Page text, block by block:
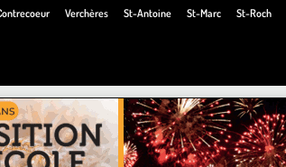
Verchères St-Antoine St-Marc St-Roch